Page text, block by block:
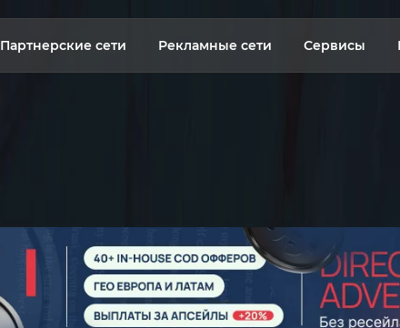
Партнерские сети Рекламные сети Сервисы